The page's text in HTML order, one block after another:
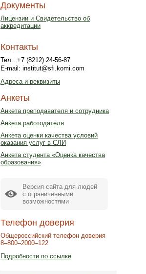
Документы
Лицензии и Свидетельство об
аккредитации
Контакты
Тел.: +7 (8212) 24-56-87
E-mail: institut@sfi.komi.com
Адреса и реквизиты
Анкеты
Анкета преподавателя и сотрудника
Анкета работодателя
Анкета оценки качества условий
оказания услуг в СЛИ
Анкета студента «Оценка качества
образования»
Версия сайта для людей
с ограниченными
возможностями
Телефон доверия
Общероссийский телефон доверия
8–800–2000–122
Подробности по ссылке